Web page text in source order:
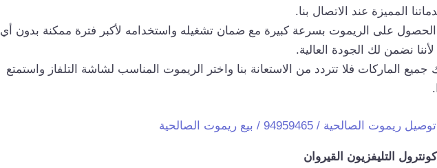
المميزة عند الاتصال بنا.
على الريموت بسرعة كبيرة مع ضمان تشغيله واستخدامه لأكبر فترة ممكنة بدون أي
نضمن لك الجودة العالية.
جميع الماركات فلا تتردد من الاستعانة بنا واختر الريموت المناسب لشاشة التلفاز واستمتع
توصيل ريموت الصالحية / 94959465 / بيع ريموت الصالحية
التليفزيون القيروان